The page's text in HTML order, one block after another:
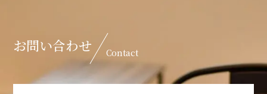
お問い合わせ Contact